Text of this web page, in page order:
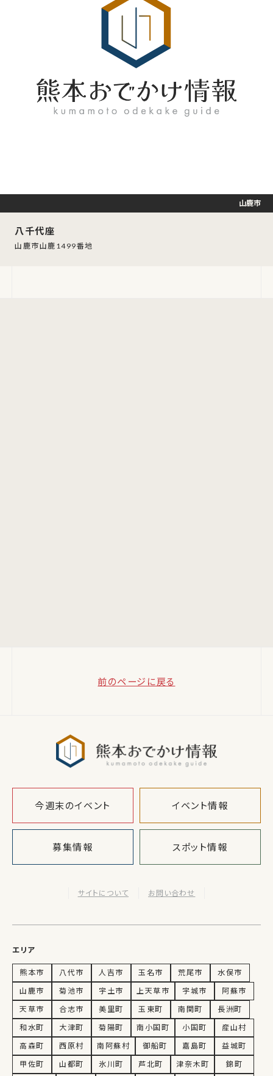
八千代座
山鹿市山鹿1499番地
山鹿市
前のページに戻る
今週末のイベント イベント情報
募集情報 スポット情報
サイトについて お問い合わせ
エリア
熊本市 八代市 人吉市 玉名市 荒尾市
水俣市
山鹿市
菊池市 宇土市 上天草市 宇城市
阿蘇市
天草市
合志市 美里町 玉東町 南関町
長洲町
和水町
大津町 菊陽町 南小国町 小国町
産山村
高森町
西原村 南阿蘇村 御船町 嘉島町
益城町
甲佐町
山都町 氷川町 芦北町 津奈木町 錦町